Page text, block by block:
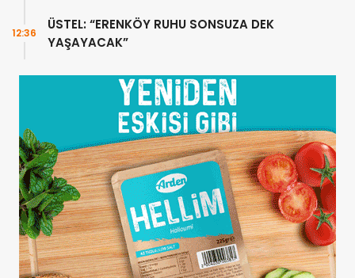
ÜSTEL: “ERENKÖY RUHU SONSUZA DEK
YAŞAYACAK”
12:36